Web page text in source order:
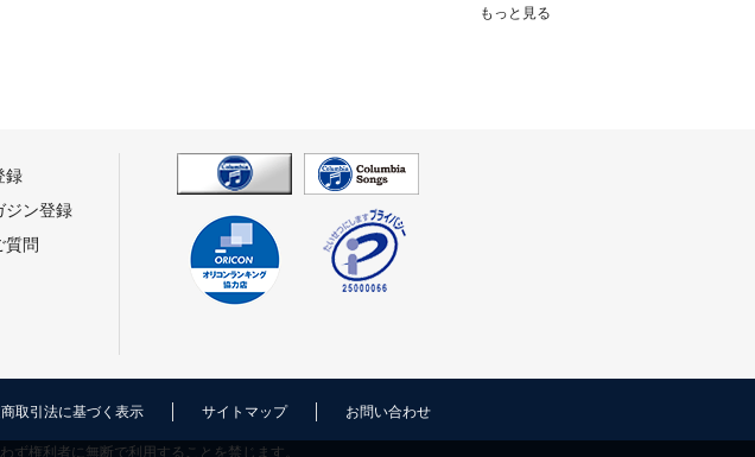
もっと見る
録
ジン登録
質問
取引法に基づく表示 サイトマップ お問い合わせ
ず権利者に無断で利用することを禁じます。